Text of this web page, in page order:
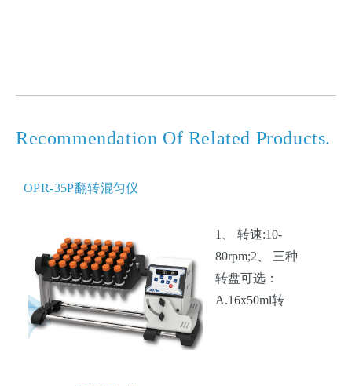
Recommendation Of Related Products.
OPR-35P翻转混匀仪
1、 转速:10-
80rpm;2、 三种
转盘可选：
A.16x50ml转